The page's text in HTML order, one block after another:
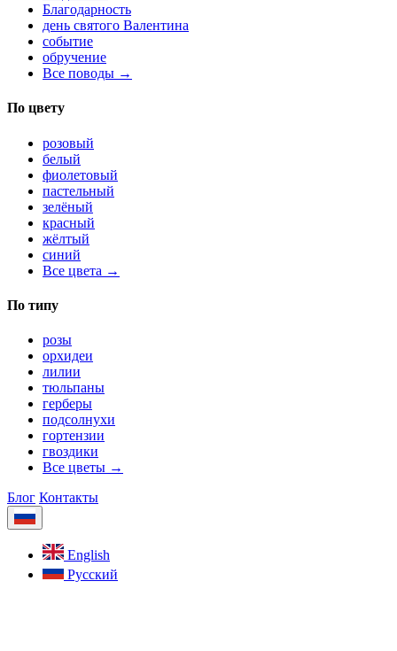
Благодарность
день святого Валентина
событие
обручение
Все поводы →
По цвету
розовый
белый
фиолетовый
пастельный
зелёный
красный
жёлтый
синий
Все цвета →
По типу
розы
орхидеи
лилии
тюльпаны
герберы
подсолнухи
гортензии
гвоздики
Все цветы →
Блог Контакты
English
Русский